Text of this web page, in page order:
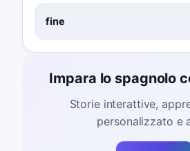
fine
Impara lo spagnolo
Storie interattive,
personalizzato e